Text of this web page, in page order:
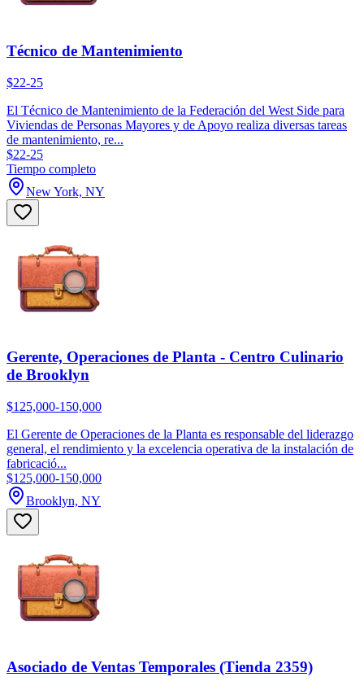
Técnico de Mantenimiento
$22-25
El Técnico de Mantenimiento de la Federación del West Side para
Viviendas de Personas Mayores y de Apoyo realiza diversas tareas
de mantenimiento, re...
$22-25
Tiempo completo
New York, NY
Gerente, Operaciones de Planta - Centro Culinario
de Brooklyn
$125,000-150,000
El Gerente de Operaciones de la Planta es responsable del liderazgo
general, el rendimiento y la excelencia operativa de la instalación de
fabricació...
$125,000-150,000
Brooklyn, NY
Asociado de Ventas Temporales (Tienda 2359)